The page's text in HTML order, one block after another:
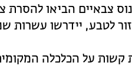
צבאיים הביאו להסרת
לטבע, יידרשו עשרות
קשות על הכלכלה